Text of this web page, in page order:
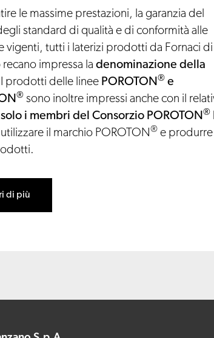
le massime prestazioni, la garanzia del
standard di qualità e di conformità alle
vigenti, tutti i laterizi prodotti da Fornaci di
impressa la denominazione della
prodotti delle linee POROTON® e
® sono inoltre impressi anche con il
solo i membri del Consorzio POROTON®
il marchio POROTON® e produrre
di più